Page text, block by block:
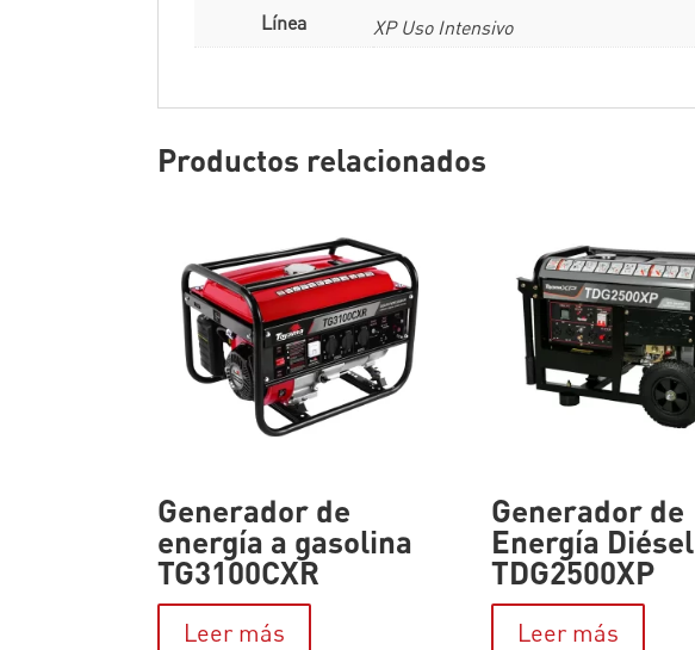
Línea
XP Uso Intensivo
Productos relacionados
Generador de
energía a gasolina
TG3100CXR
Leer más
Generador de
Energía Diésel
TDG2500XP
Leer más